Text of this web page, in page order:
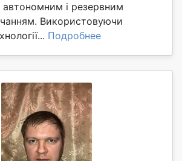
автономним і резервним
Використовуючи
Подробнее